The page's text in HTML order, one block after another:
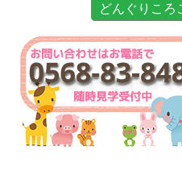
どんぐりころ